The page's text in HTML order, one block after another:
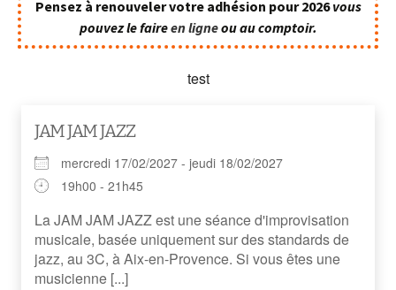
Pensez à renouveler votre adhésion pour 2026vous
pouvez le faireen ligneou au comptoir.
test
JAM JAM JAZZ
mercredi 17/02/2027 - jeudi 18/02/2027
19h00 - 21h45
La JAM JAM JAZZ est une séance d'improvisation
musicale, basée uniquement sur des standards de
jazz, au 3C, à Aix-en-Provence. Si vous êtes une
musicienne [...]